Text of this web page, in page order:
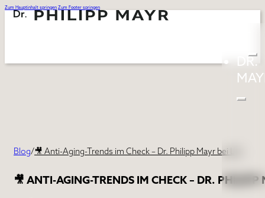
Zum Hauptinhalt springen Zum Footer springen
DR.
Blog/🎥 Anti-Aging-Trends im Check – Dr. Philipp Mayr bei LT1
🎥 ANTI-AGING-TRENDS IM CHECK – DR. PHILIPP